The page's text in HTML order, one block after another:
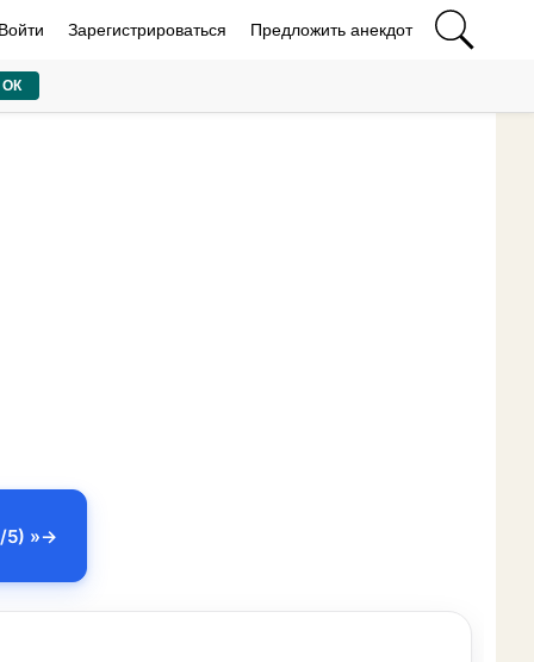
Зарегистрироваться Предложить анекдот
5) »
ОК